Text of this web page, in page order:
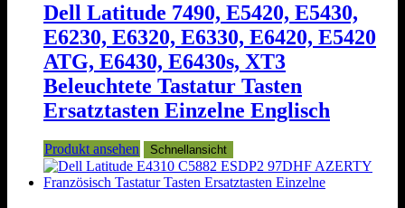
Dell Latitude 7490, E5420, E5430,
E6230, E6320, E6330, E6420, E5420
ATG, E6430, E6430s, XT3
Beleuchtete Tastatur Tasten
Ersatztasten Einzelne Englisch
Produkt ansehen Schnellansicht